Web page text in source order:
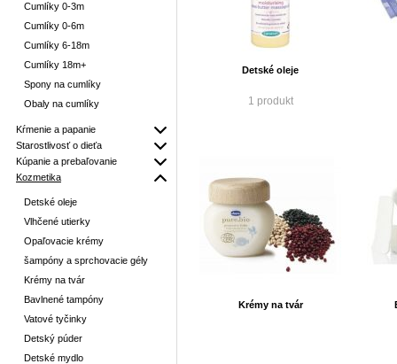
Cumlíky 0-3m
Cumlíky 0-6m
Cumlíky 6-18m
Cumlíky 18m+
Spony na cumlíky
Obaly na cumlíky
Kŕmenie a papanie
Starostlivosť o dieťa
Kúpanie a prebaľovanie
Kozmetika
Detské oleje
Vlhčené utierky
Opaľovacie krémy
šampóny a sprchovacie gély
Krémy na tvár
Bavlnené tampóny
Vatové tyčinky
Detský púder
Detské mydlo
Detské oleje
1 produkt
Krémy na tvár